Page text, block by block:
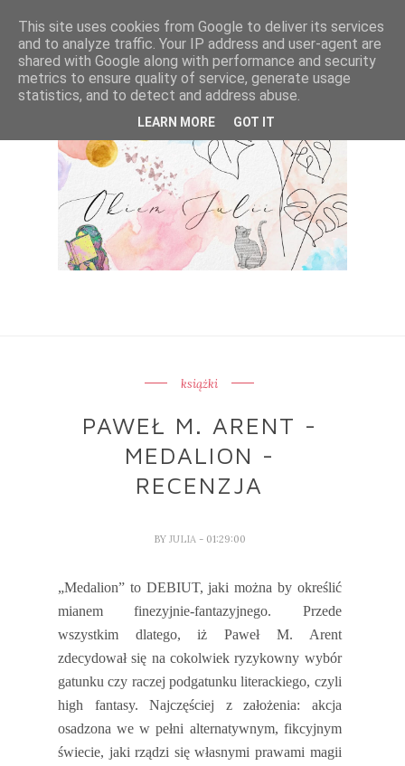
książki
PAWEŁ M. ARENT -
MEDALION -
RECENZJA
BY JULIA - 01:29:00
„Medalion” to DEBIUT, jaki można by określić
mianem finezyjnie-fantazyjnego. Przede
wszystkim dlatego, iż Paweł M. Arent
zdecydował się na cokolwiek ryzykowny wybór
gatunku czy raczej podgatunku literackiego, czyli
high fantasy. Najczęściej z założenia: akcja
osadzona we w pełni alternatywnym, fikcyjnym
świecie, jaki rządzi się własnymi prawami magii
This site uses cookies from Google to deliver its services
and to analyze traffic. Your IP address and user-agent are
shared with Google along with performance and security
metrics to ensure quality of service, generate usage
statistics, and to detect and address abuse.
LEARN MORE GOT IT